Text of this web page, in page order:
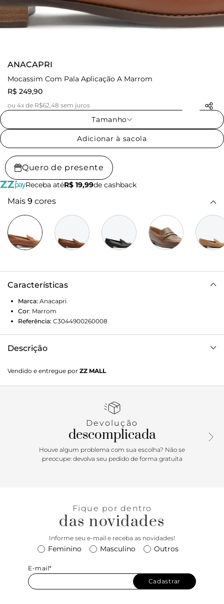
ANACAPRI
Mocassim Com Pala Aplicação A Marrom
R$ 249,90
ou 4x de R$62,48 sem juros
Tamanho
Adicionar à sacola
Quero de presente
Receba atéR$ 19,99de cashback
Mais 9 cores
Características
Marca: Anacapri
Cor: Marrom
Referência: C3044900260008
Descrição
pala. De solado emborrachado com leve saltinho e bico
arredondado, o modelo traz recorte lateral imponente e tira
com a inicial “A”, assinatura Anacapri. Com detalhe de
calcanhar e laterais da gáspea, traz palmilha acolchoada
comfy, com assinatura Anacapri. Fechado, o modelo exibe
o peito do pé. Porque Apostar: Natural vibes: o mocassim
feminino é um clássico que faz parte da vida das
verão será incrível com esse mocassim aos seus pés! Sinta
Vendido e entregue por ZZ MALL
Devolução
descomplicada
Houve algum problema com sua escolha? Não se
preocupe: devolva seu pedido de forma gratuita
Fique por dentro
das novidades
Informe seu e-mail e receba as novidades!
Feminino Masculino Outros
E-mail*
Cadastrar